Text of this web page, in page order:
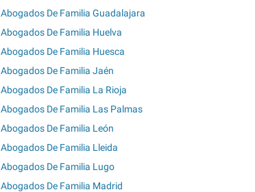
Abogados De Familia Guadalajara
Abogados De Familia Huelva
Abogados De Familia Huesca
Abogados De Familia Jaén
Abogados De Familia La Rioja
Abogados De Familia Las Palmas
Abogados De Familia León
Abogados De Familia Lleida
Abogados De Familia Lugo
Abogados De Familia Madrid